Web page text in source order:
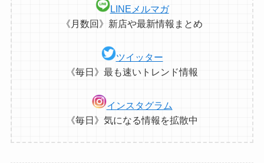
LINEメルマガ
《月数回》新店や最新情報まとめ
ツイッター
《毎日》最も速いトレンド情報
インスタグラム
《毎日》気になる情報を拡散中